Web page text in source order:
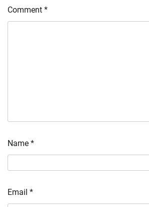
Comment *
Name *
Email *